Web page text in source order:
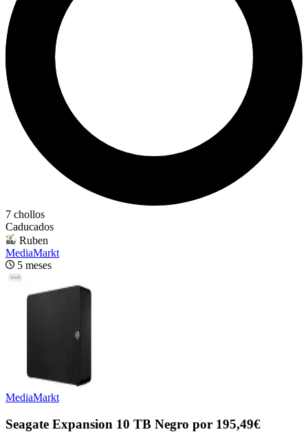
7 chollos
Caducados
Ruben
MediaMarkt
5 meses
MediaMarkt
Seagate Expansion 10 TB Negro por 195,49€